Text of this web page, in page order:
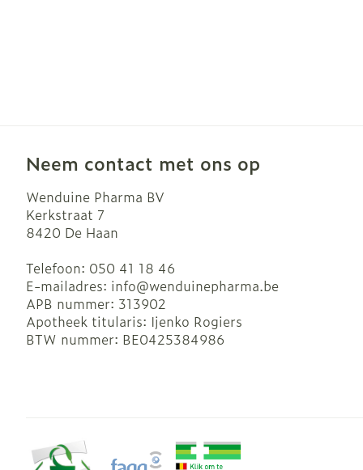
Neem contact met ons op
Wenduine Pharma BV
Kerkstraat 7
8420 De Haan
Telefoon: 050 41 18 46
E-mailadres: info@wenduinepharma.be
APB nummer: 313902
Apotheek titularis: Ijenko Rogiers
BTW nummer: BE0425384986